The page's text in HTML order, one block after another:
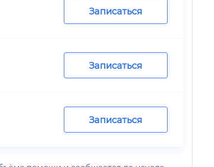
Записаться
Записаться
Записаться